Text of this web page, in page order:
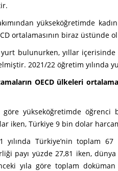
yükseköğretimde
ortalamasının biraz üstünde
bulunurken, yıllar
2021/22 öğretim
OECD ülkeleri
yükseköğretimde öğrenci
iken, Türkiye 9 bin dolar
yılında Türkiye’nin toplam
payı yüzde 27,81 iken,
yıla göre toplam